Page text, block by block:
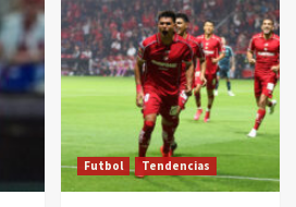
Futbol Tendencias